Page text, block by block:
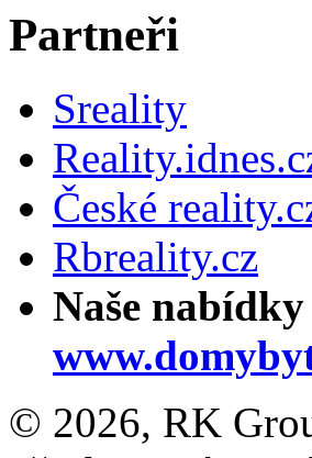
Partneři
Sreality
České
Rbreality.cz
Naše
© 2026, RK